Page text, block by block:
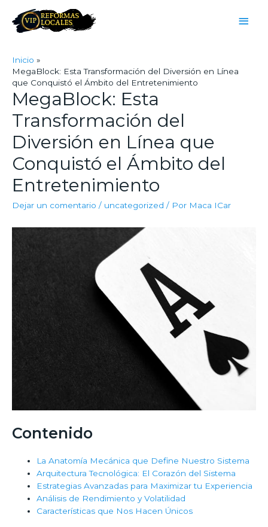
Inicio
MegaBlock: Esta Transformación del Diversión en Línea
que Conquistó el Ámbito del Entretenimiento
MegaBlock: Esta
Transformación del
Diversión en Línea que
Conquistó el Ámbito del
Entretenimiento
Dejar un comentario / uncategorized / Por Maca ICar
Contenido
La Anatomía Mecánica que Define Nuestro Sistema
Arquitectura Tecnológica: El Corazón del Sistema
Estrategias Avanzadas para Maximizar tu Experiencia
Análisis de Rendimiento y Volatilidad
Características que Nos Hacen Únicos